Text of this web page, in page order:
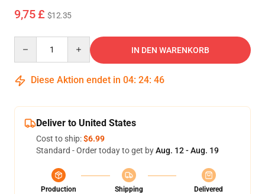
9,75 £ $12.35
IN DEN WARENKORB
Diese Aktion endet in 04: 24: 46
Deliver to United States
Cost to ship:$6.99
Standard - Order today to get byAug. 12 - Aug. 19
Production
Shipping
Delivered